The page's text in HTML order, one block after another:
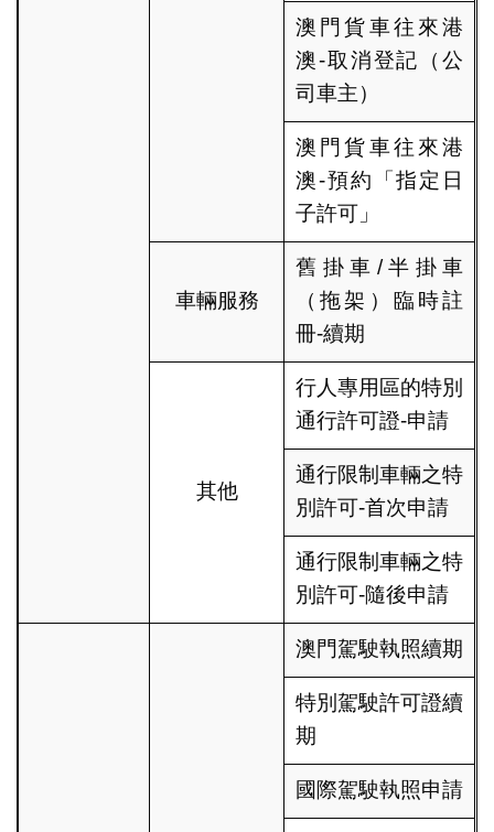
澳門貨車往來港
澳-取消登記（公
司車主）
澳門貨車往來港
澳-預約「指定日
子許可」
車輛服務
舊掛車/半掛車
（拖架）臨時註
冊-續期
其他
行人專用區的特別
通行許可證-申請
通行限制車輛之特
別許可-首次申請
通行限制車輛之特
別許可-隨後申請
澳門駕駛執照續期
特別駕駛許可證續
期
國際駕駛執照申請